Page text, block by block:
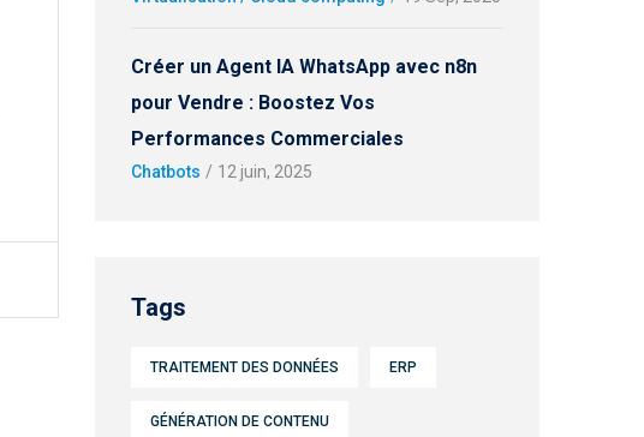
Créer un Agent IA WhatsApp avec n8n
pour Vendre : Boostez Vos
Performances Commerciales
Chatbots / 12 juin, 2025
Tags
TRAITEMENT DES DONNÉES ERP
GÉNÉRATION DE CONTENU